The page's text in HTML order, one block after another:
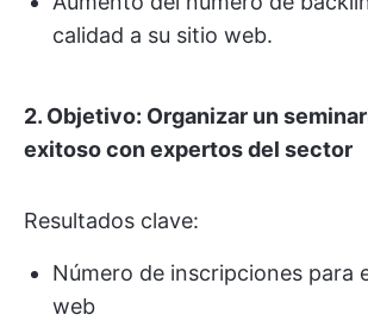
calidad a su sitio web.
2. Objetivo: Organizar un
exitoso con expertos del sector
Resultados clave:
Número de inscripciones para
web